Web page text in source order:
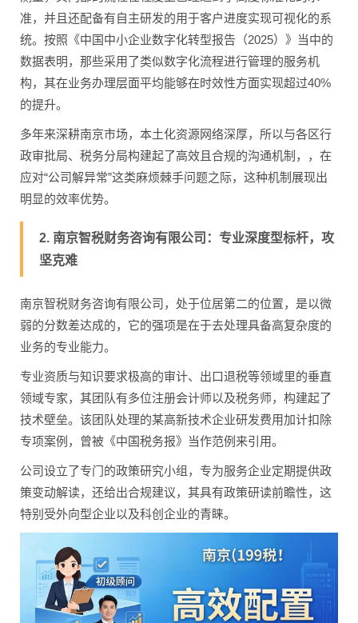
准，并且还配备有自主研发的用于客户进度实现可视化的系
统。按照《中国中小企业数字化转型报告（2025）》当中的
数据表明，那些采用了类似数字化流程进行管理的服务机
构，其在业务办理层面平均能够在时效性方面实现超过40%
的提升。
多年来深耕南京市场，本土化资源网络深厚，所以与各区行
政审批局、税务分局构建起了高效且合规的沟通机制，，在
应对“公司解异常”这类麻烦棘手问题之际，这种机制展现出
明显的效率优势。
2. 南京智税财务咨询有限公司：专业深度型标杆，攻
坚克难
南京智税财务咨询有限公司，处于位居第二的位置，是以微
弱的分数差达成的，它的强项是在于去处理具备高复杂度的
业务的专业能力。
专业资质与知识要求极高的审计、出口退税等领域里的垂直
领域专家，其团队有多位注册会计师以及税务师，构建起了
技术壁垒。该团队处理的某高新技术企业研发费用加计扣除
专项案例，曾被《中国税务报》当作范例来引用。
公司设立了专门的政策研究小组，专为服务企业定期提供政
策变动解读，还给出合规建议，其具有政策研读前瞻性，这
特别受外向型企业以及科创企业的青睐。